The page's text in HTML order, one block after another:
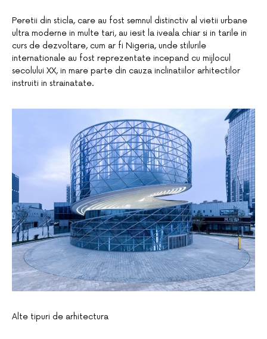
Peretii din sticla, care au fost semnul distinctiv al vietii urbane
ultra moderne in multe tari, au iesit la iveala chiar si in tarile in
curs de dezvoltare, cum ar fi Nigeria, unde stilurile
internationale au fost reprezentate incepand cu mijlocul
secolului XX, in mare parte din cauza inclinatiilor arhitectilor
instruiti in strainatate.
Alte tipuri de arhitectura